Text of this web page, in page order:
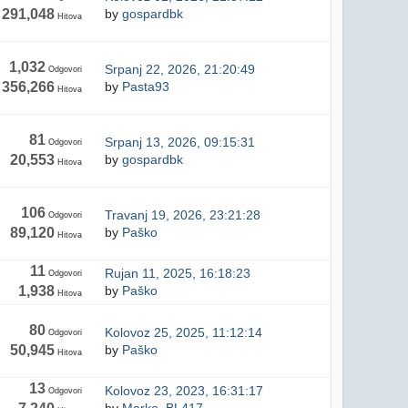
291,048Hitova
by gospardbk
1,032Odgovori
356,266Hitova
Srpanj 22, 2026, 21:20:49
by Pasta93
81Odgovori
20,553Hitova
Srpanj 13, 2026, 09:15:31
by gospardbk
106Odgovori
89,120Hitova
Travanj 19, 2026, 23:21:28
by Paško
11Odgovori
1,938Hitova
Rujan 11, 2025, 16:18:23
by Paško
80Odgovori
50,945Hitova
Kolovoz 25, 2025, 11:12:14
by Paško
13Odgovori
Kolovoz 23, 2023, 16:31:17